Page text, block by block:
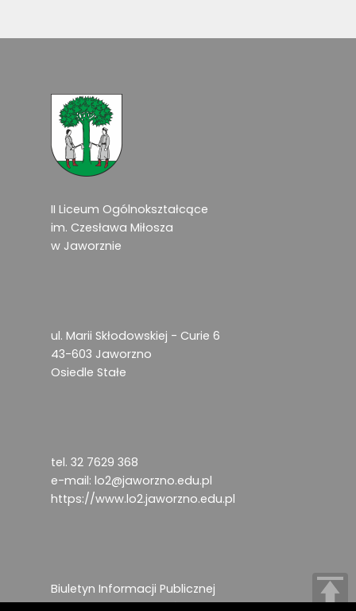
II Liceum Ogólnokształcące
im. Czesława Miłosza
w Jaworznie
ul. Marii Skłodowskiej - Curie 6
43-603 Jaworzno
Osiedle Stałe
tel. 32 7629 368
e-mail: lo2@jaworzno.edu.pl
https://www.lo2.jaworzno.edu.pl
Biuletyn Informacji Publicznej
Deklaracja dostępności